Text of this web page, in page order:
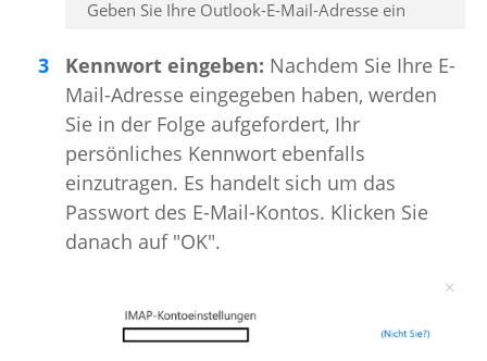
Geben Sie Ihre Outlook-E-Mail-Adresse ein
Kennwort eingeben: Nachdem Sie Ihre E-
Mail-Adresse eingegeben haben, werden
Sie in der Folge aufgefordert, Ihr
persönliches Kennwort ebenfalls
einzutragen. Es handelt sich um das
Passwort des E-Mail-Kontos. Klicken Sie
danach auf "OK".